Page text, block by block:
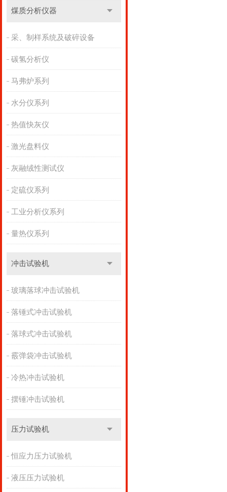
煤质分析仪器
采、制样系统及破碎设备
碳氢分析仪
马弗炉系列
水分仪系列
热值快灰仪
激光盘料仪
灰融绒性测试仪
定硫仪系列
工业分析仪系列
量热仪系列
冲击试验机
玻璃落球冲击试验机
落锤式冲击试验机
落球式冲击试验机
霰弹袋冲击试验机
冷热冲击试验机
摆锤冲击试验机
压力试验机
恒应力压力试验机
液压压力试验机